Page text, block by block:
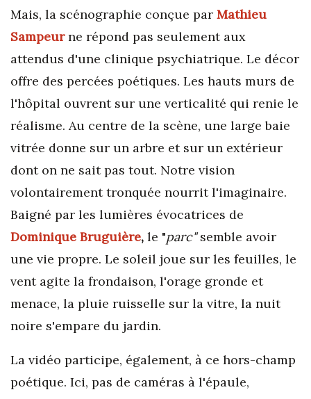
Mais, la scénographie conçue par Mathieu
Sampeurne répond pas seulement aux
attendus d'une clinique psychiatrique. Le décor
offre des percées poétiques. Les hauts murs de
l'hôpital ouvrent sur une verticalité qui renie le
réalisme. Au centre de la scène, une large baie
vitrée donne sur un arbre et sur un extérieur
dont on ne sait pas tout. Notre vision
volontairement tronquée nourrit l'imaginaire.
Baigné par les lumières évocatrices de
Dominique Bruguière, le "parc"semble avoir
une vie propre. Le soleil joue sur les feuilles, le
vent agite la frondaison, l'orage gronde et
menace, la pluie ruisselle sur la vitre, la nuit
noire s'empare du jardin.
La vidéo participe, également, à ce hors-champ
poétique. Ici, pas de caméras à l'épaule,